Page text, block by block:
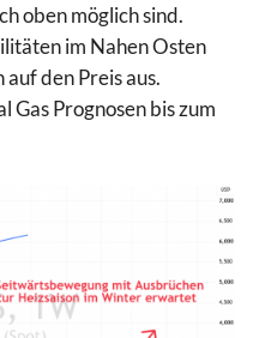
oben möglich sind.
im Nahen Osten
den Preis aus.
Gas Prognosen bis zum